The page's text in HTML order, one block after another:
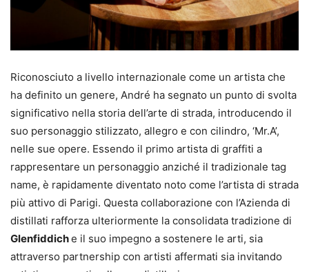
Riconosciuto a livello internazionale come un artista che
ha definito un genere, André ha segnato un punto di svolta
significativo nella storia dell’arte di strada, introducendo il
suo personaggio stilizzato, allegro e con cilindro, ‘Mr.A’,
nelle sue opere. Essendo il primo artista di graffiti a
rappresentare un personaggio anziché il tradizionale tag
name, è rapidamente diventato noto come l’artista di strada
più attivo di Parigi. Questa collaborazione con l’Azienda di
distillati rafforza ulteriormente la consolidata tradizione di
Glenfiddiche il suo impegno a sostenere le arti, sia
attraverso partnership con artisti affermati sia invitando